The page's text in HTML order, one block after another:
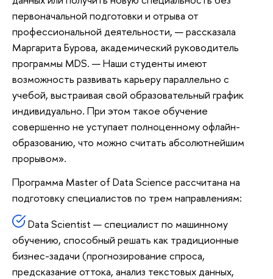
первоначальной подготовки и отрыва от
профессиональной деятельности, — рассказала
Маргарита Бурова, академический руководитель
программы MDS. — Наши студенты имеют
возможность развивать карьеру параллельно с
учебой, выстраивая свой образовательный график
индивидуально. При этом такое обучение
совершенно не уступает полноценному офлайн-
образованию, что можно считать абсолютнейшим
прорывом».
Программа Master of Data Science рассчитана на
подготовку специалистов по трем направлениям:
Data Scientist — специалист по машинному
обучению, способный решать как традиционные
бизнес-задачи (прогнозирование спроса,
предсказание оттока, анализ текстовых данных,